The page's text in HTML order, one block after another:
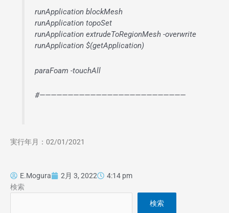
runApplication blockMesh
runApplication topoSet
runApplication extrudeToRegionMesh -overwrite
runApplication $(getApplication)
paraFoam -touchAll
#——————————————————————————
実行年月：02/01/2021
E.Mogura 2月 3, 2022
4:14 pm
検索
検索